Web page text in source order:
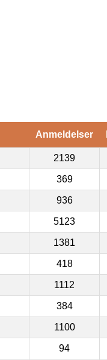
Anmeldelser
2139
369
936
5123
1381
418
1112
384
1100
94